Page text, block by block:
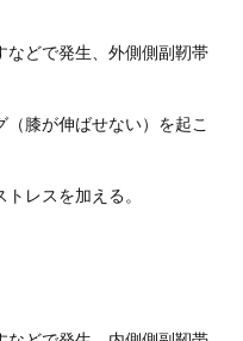
などで発生、外側側副靭帯
膝が伸ばせない）を起こ
レスを加える。